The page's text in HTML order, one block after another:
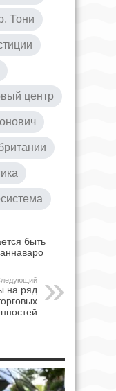
Тони
центр
быть
на ряд